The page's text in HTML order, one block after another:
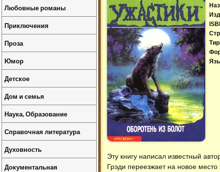
Эту книгу написал известный
Грэди переезжает на новое место
Любовные романы
Приключения
Проза
Юмор
Детское
Дом и семья
Наука, Образование
Справочная литература
Духовность
Документальная